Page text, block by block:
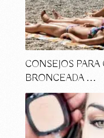
CONSEJOS
BRONCEADA …